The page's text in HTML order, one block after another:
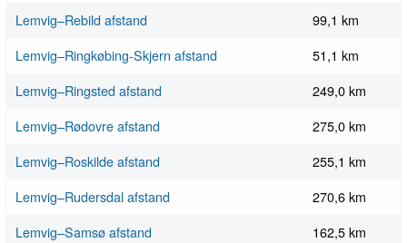
Lemvig–Rebild afstand
99,1 km
Lemvig–Ringkøbing-Skjern afstand
51,1 km
Lemvig–Ringsted afstand
249,0 km
Lemvig–Rødovre afstand
275,0 km
Lemvig–Roskilde afstand
255,1 km
Lemvig–Rudersdal afstand
270,6 km
Lemvig–Samsø afstand
162,5 km